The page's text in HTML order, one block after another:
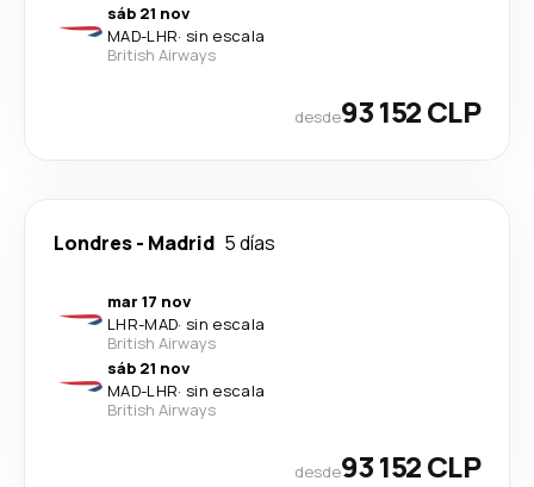
sáb 21 nov
MAD-LHR· sin escala
British Airways
desde93 152 CLP
Londres- Madrid 5 días
mar 17 nov
LHR-MAD· sin escala
British Airways
sáb 21 nov
MAD-LHR· sin escala
British Airways
desde93 152 CLP